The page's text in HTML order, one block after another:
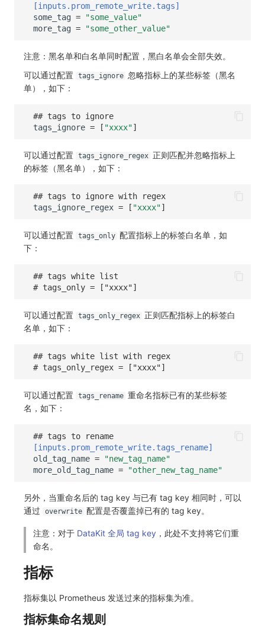
[inputs.prom_remote_write.tags]
some_tag =
"some_value"
more_tag = "some_other_value"
注意：黑名单和白名单同时配置，黑白名单会全部失效。
可以通过配置 tags_ignore
忽略指标上的某些标签（黑名
单），如下：
## tags to ignore
tags_ignore = [ "xxxx"]
可以通过配置 tags_ignore_regex 正则匹配并忽略指标上
的标签（黑名单），如下：
## tags to ignore with regex
tags_ignore_regex = [ "xxxx"]
可以通过配置 tags_only 配置指标上的标签白名单，如
下：
## tags white list
# tags_only = ["xxxx"]
可以通过配置 tags_only_regex 正则匹配指标上的标签白
名单，如下：
## tags white list with regex
# tags_only_regex = ["xxxx"]
可以通过配置 tags_rename 重命名指标已有的某些标签
名，如下：
## tags to rename
[inputs.prom_remote_write.tags_rename]
old_tag_name =
"new_tag_name"
more_old_tag_name = "other_new_tag_name"
另外，当重命名后的 tag key 与已有 tag key 相同时，可以
通过
overwrite 配置是否覆盖掉已有的 tag key。
注意：对于 DataKit 全局 tag key ，此处不支持将它们重
命名。
指标
指标集以 Prometheus 发送过来的指标集为准。
指标集命名规则